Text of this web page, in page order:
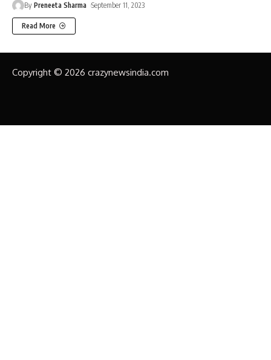
By Preneeta Sharma September 11, 2023
Read More
Copyright © 2026 crazynewsindia.com